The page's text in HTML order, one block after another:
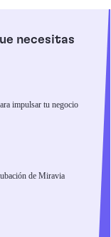
necesitas
impulsar tu negocio
de Miravia